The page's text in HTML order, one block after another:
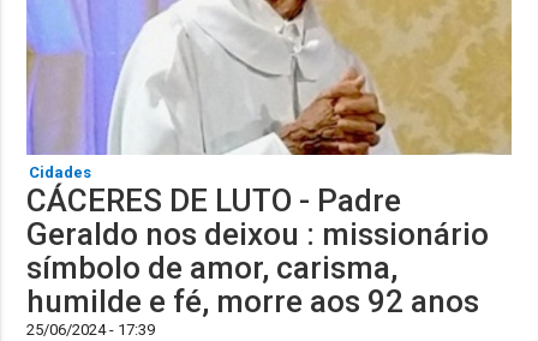
Cidades
CÁCERES DE LUTO - Padre
Geraldo nos deixou : missionário
símbolo de amor, carisma,
humilde e fé, morre aos 92 anos
25/06/2024 - 17:39